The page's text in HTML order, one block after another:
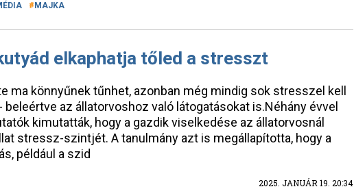
MAJKA
elkaphatja tőled a stresszt
ma könnyűnek tűnhet, azonban még mindig sok stresszel kell
az állatorvoshoz való látogatásokat is.Néhány évvel
kimutatták, hogy a gazdik viselkedése az állatorvosnál
stressz-szintjét. A tanulmány azt is megállapította, hogy a
például a szid
2025. JANUÁR 19. 20:34